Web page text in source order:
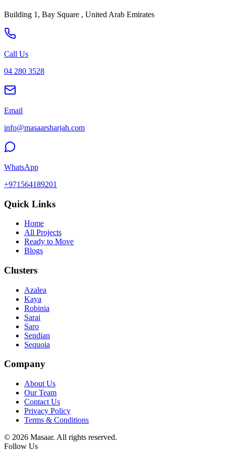
Building 1, Bay Square , United Arab Emirates
Call Us
04 280 3528
Email
info@masaarsharjah.com
WhatsApp
+971564189201
Quick Links
Home
All Projects
Ready to Move
Blogs
Clusters
Azalea
Kaya
Robinia
Sarai
Saro
Sendian
Sequoia
Company
About Us
Our Team
Contact Us
Privacy Policy
Terms & Conditions
© 2026 Masaar. All rights reserved.
Follow Us